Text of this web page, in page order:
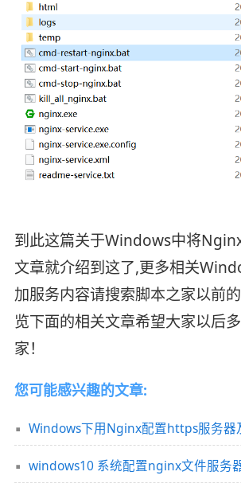
到此这篇关于Windows中将
文章就介绍到这了,更多相关
加服务内容请搜索脚本之家以前
览下面的相关文章希望大家以后
家！
您可能感兴趣的文章:
Windows下用Nginx配置https服务器
windows10 系统配置nginx文件服务